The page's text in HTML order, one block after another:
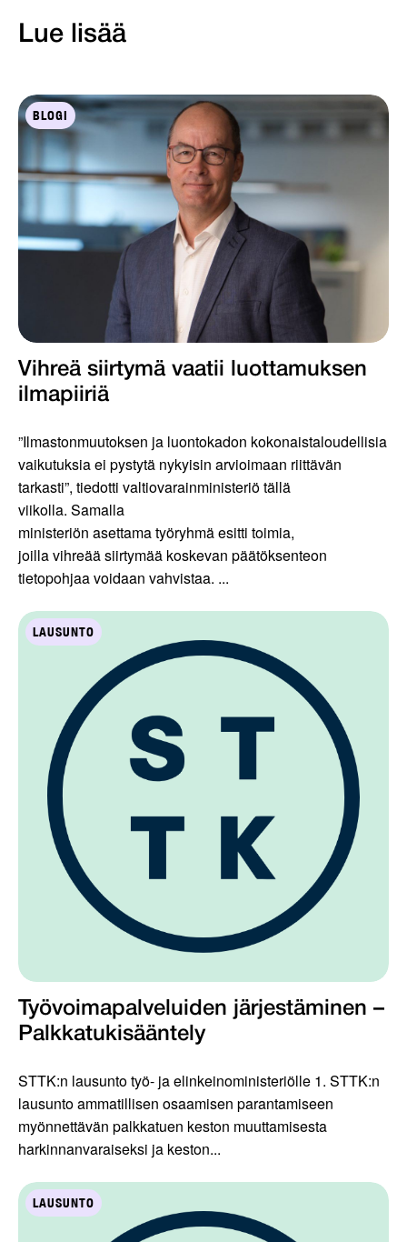
Lue lisää
BLOGI
Vihreä siirtymä vaatii luottamuksen
ilmapiiriä
”Ilmastonmuutoksen ja luontokadon kokonaistaloudellisia
vaikutuksia ei pystytä nykyisin arvioimaan riittävän
tarkasti”, tiedotti valtiovarainministeriö tällä
viikolla. Samalla
ministeriön asettama työryhmä esitti toimia,
joilla vihreää siirtymää koskevan päätöksenteon
tietopohjaa voidaan vahvistaa. ...
LAUSUNTO
Työvoimapalveluiden järjestäminen –
Palkkatukisääntely
STTK:n lausunto työ- ja elinkeinoministeriölle 1. STTK:n
lausunto ammatillisen osaamisen parantamiseen
myönnettävän palkkatuen keston muuttamisesta
harkinnanvaraiseksi ja keston...
LAUSUNTO